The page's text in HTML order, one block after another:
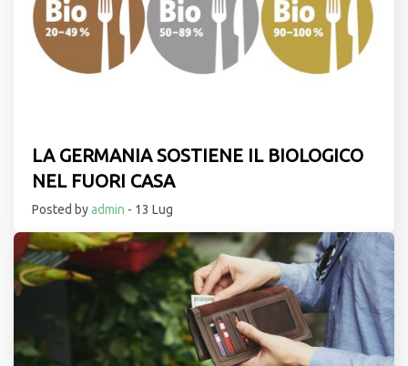
LA GERMANIA SOSTIENE IL BIOLOGICO
NEL FUORI CASA
Posted byadmin - 13 Lug